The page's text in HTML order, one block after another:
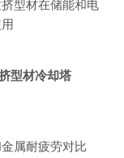
型材在储能和电
型材冷却塔
属耐疲劳对比